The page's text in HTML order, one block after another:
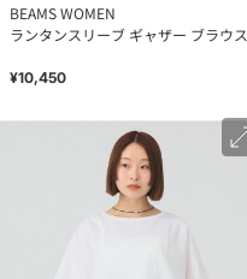
BEAMS WOMEN
ランタンスリーブ ギャザー ブラウス
¥10,450